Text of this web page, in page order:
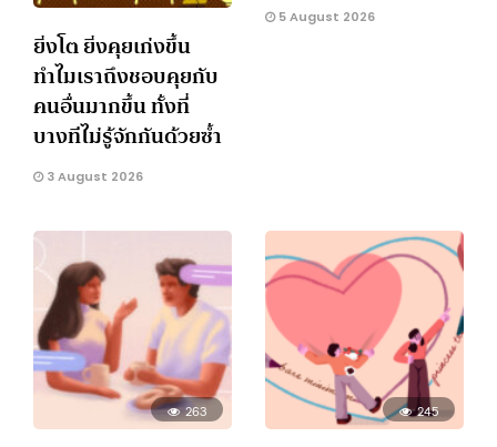
ยิ่งโต ยิ่งคุยเก่งขึ้น
ทำไมเราถึงชอบคุยกับ
คนอื่นมากขึ้น ทั้งที่
บางทีไม่รู้จักกันด้วยซ้ำ
3 August 2026
5 August 2026
263 245